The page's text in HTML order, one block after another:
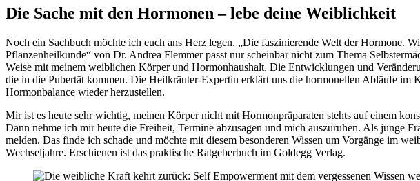
Die Sache mit den Hormonen – lebe deine Weiblichkeit
Noch ein Sachbuch möchte ich euch ans Herz legen. „Die faszinierende Welt der Hormone.
Pflanzenheilkunde“ von Dr. Andrea Flemmer passt nur scheinbar nicht zum Thema
Weise mit meinem weiblichen Körper und Hormonhaushalt. Die Entwicklungen und
die in die Pubertät kommen. Die Heilkräuter-Expertin erklärt uns die hormonellen Abläufe
Hormonbalance wieder herzustellen.
Mir ist es heute sehr wichtig, meinen Körper nicht mit Hormonpräparaten stehts auf einem
Dann nehme ich mir heute die Freiheit, Termine abzusagen und mich auszuruhen. Als junge
melden. Das finde ich schade und möchte mit diesem besonderen Wissen um Vorgänge im
Wechseljahre. Erschienen ist das praktische Ratgeberbuch im Goldegg Verlag.